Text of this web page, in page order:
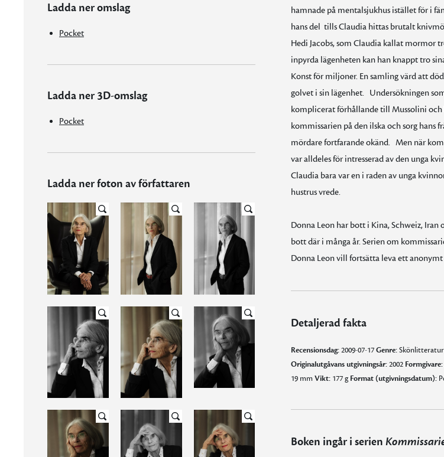
Ladda ner omslag
Pocket
Ladda ner 3D-omslag
Pocket
Ladda ner foton av författaren
hamnade på mentalsjukhus istället för i
hans del  tills Claudia hittas brutalt
Hedi Jacobs, som Claudia kallat mormor
inpyrda lägenheten kan han knappt tro
Konst för miljoner. En samling värd att
golvet i sin lägenhet. Undersökningen
komplicerat förhållande till Mussolini och
kommissarien på den ilska och sorg hans
mördare fortfarande okänd. Men när
var alldeles för intresserad av den unga
Claudia bara var en i raden av unga
hustrus vrede.
Donna Leon har bott i Kina, Schweiz, Iran
bott där i många år. Serien om
Donna Leon vill fortsätta leva ett anonymt
Detaljerad fakta
Recensionsdag:2009-07-17Genre:Skönlitteratur
Originalutgåvans utgivningsår:2002 Formgivare:
19 mmVikt:177 g Format (utgivningsdatum):
Boken ingår i serien